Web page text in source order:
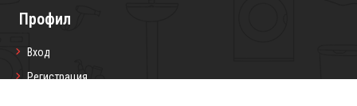
Профил
Вход
Регистрация